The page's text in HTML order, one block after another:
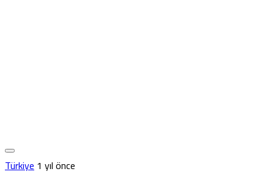
Türkiye1 yıl önce